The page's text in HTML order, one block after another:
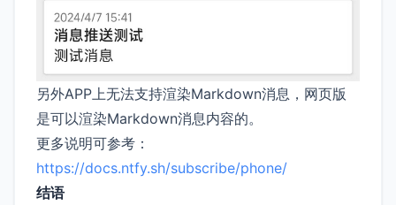
另外APP上无法支持渲染Markdown消息，网页版
是可以渲染Markdown消息内容的。
更多说明可参考：
https://docs.ntfy.sh/subscribe/phone/
结语